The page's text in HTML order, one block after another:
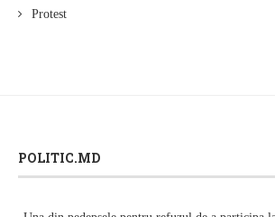
Protest
POLITIC.MD